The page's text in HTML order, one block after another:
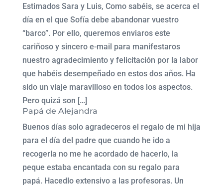
Estimados Sara y Luis, Como sabéis, se acerca el
día en el que Sofía debe abandonar vuestro
“barco”. Por ello, queremos enviaros este
cariñoso y sincero e-mail para manifestaros
nuestro agradecimiento y felicitación por la labor
que habéis desempeñado en estos dos años. Ha
sido un viaje maravilloso en todos los aspectos.
Pero quizá son […]
Papá de Alejandra
Buenos días solo agradeceros el regalo de mi hija
para el día del padre que cuando he ido a
recogerla no me he acordado de hacerlo, la
peque estaba encantada con su regalo para
papá. Hacedlo extensivo a las profesoras. Un